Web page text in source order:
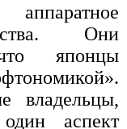
Они
японцы
владельцы,
аспект